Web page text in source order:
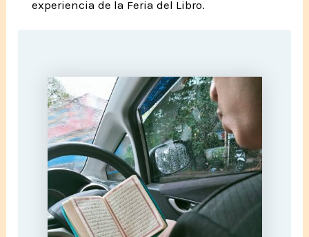
experiencia de la Feria del Libro.